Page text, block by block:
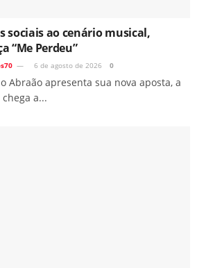
sociais ao cenário musical,
“Me Perdeu”
6 de agosto de 2026 0
Abraão apresenta sua nova aposta, a
a...